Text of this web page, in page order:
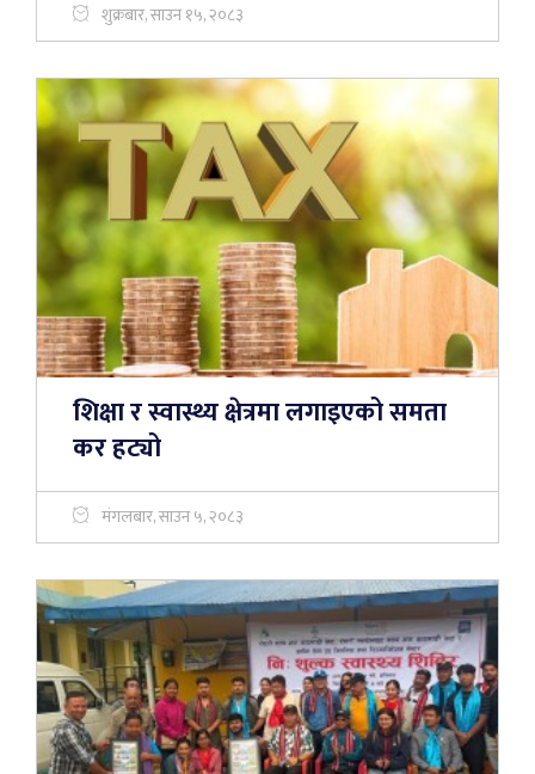
शुक्रबार, साउन १५, २०८३
शिक्षा र स्वास्थ्य क्षेत्रमा लगाइएको समता
कर हट्यो
मंगलबार, साउन ५, २०८३